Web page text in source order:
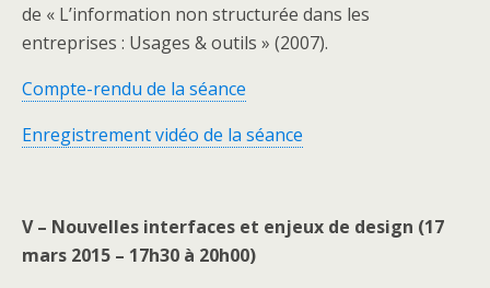
de « L’information non structurée dans les
entreprises : Usages & outils » (2007).
Compte-rendu de la séance
Enregistrement vidéo de la séance
V – Nouvelles interfaces et enjeux de design (17
mars 2015 – 17h30 à 20h00)